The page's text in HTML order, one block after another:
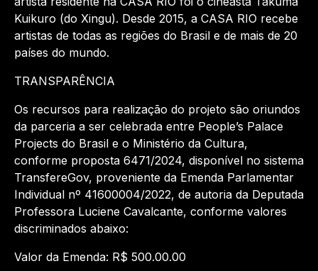
Kuikuro (do Xingu). Desde 2015, a CASA RIO recebe
artistas de todas as regiões do Brasil e de mais de 20
países do mundo.
TRANSPARÊNCIA
Os recursos para realização do projeto são oriundos
da parceria a ser celebrada entre People’s Palace
Projects do Brasil e o Ministério da Cultura,
conforme proposta 6471/2024, disponível no sistema
TransfereGov, proveniente da Emenda Parlamentar
Individual nº 41600004/2022, de autoria da Deputada
Professora Luciene Cavalcante, conforme valores
discriminados abaixo:
Valor da Emenda: R$ 500.00.00